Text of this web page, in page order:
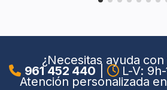
¿Necesitas ayuda
961 452 440 L-V: 9h-
Atención personalizada